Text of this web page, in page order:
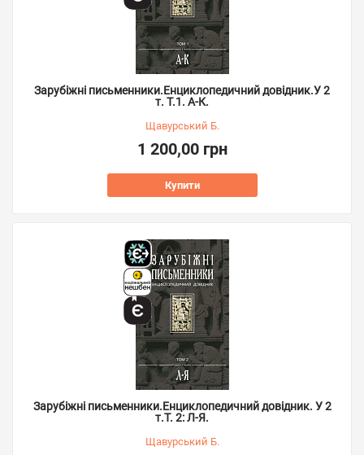
Зарубіжні письменники.Енциклопедичний довідник.У 2
т. Т.1. А-К.
Щавурський Б.
1 200,00 грн
Купити
Зарубіжні письменники.Енциклопедичний довідник. У 2
т.Т. 2: Л-Я.
Щавурський Б.